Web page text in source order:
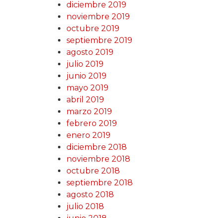
diciembre 2019
noviembre 2019
octubre 2019
septiembre 2019
agosto 2019
julio 2019
junio 2019
mayo 2019
abril 2019
marzo 2019
febrero 2019
enero 2019
diciembre 2018
noviembre 2018
octubre 2018
septiembre 2018
agosto 2018
julio 2018